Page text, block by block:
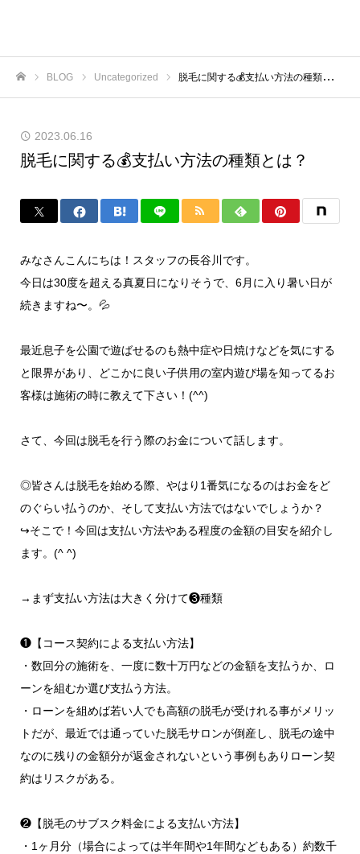
BLOG Uncategorized 脱毛に関する💰支払い方法の種類とは？
2023.06.16
脱毛に関する💰支払い方法の種類とは？
みなさんこんにちは！スタッフの長谷川です。
今日は30度を超える真夏日になりそうで、6月に入り暑い日が
続きますね〜。💦
最近息子を公園で遊ばせるのも熱中症や日焼けなどを気にする
と限界があり、どこかに良い子供用の室内遊び場を知ってるお
客様は施術の時に教えて下さい！(^^)
さて、今回は脱毛を行う際のお金について話します。
◎皆さんは脱毛を始める際、やはり1番気になるのはお金をど
のぐらい払うのか、そして支払い方法ではないでしょうか？
↪︎そこで！今回は支払い方法やある程度の金額の目安を紹介し
ます。(^ ^)
→まず支払い方法は大きく分けて❸種類
❶【コース契約による支払い方法】
・数回分の施術を、一度に数十万円などの金額を支払うか、ロ
ーンを組むか選び支払う方法。
・ローンを組めば若い人でも高額の脱毛が受けれる事がメリッ
トだが、最近では通っていた脱毛サロンが倒産し、脱毛の途中
なのに残りの金額分が返金されないという事例もありローン契
約はリスクがある。
❷【脱毛のサブスク料金による支払い方法】
・1ヶ月分（場合によっては半年間や1年間などもある）約数千